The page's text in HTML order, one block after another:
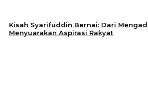
Kisah Syarifuddin Bernai: Dari
Menyuarakan Aspirasi Rakyat